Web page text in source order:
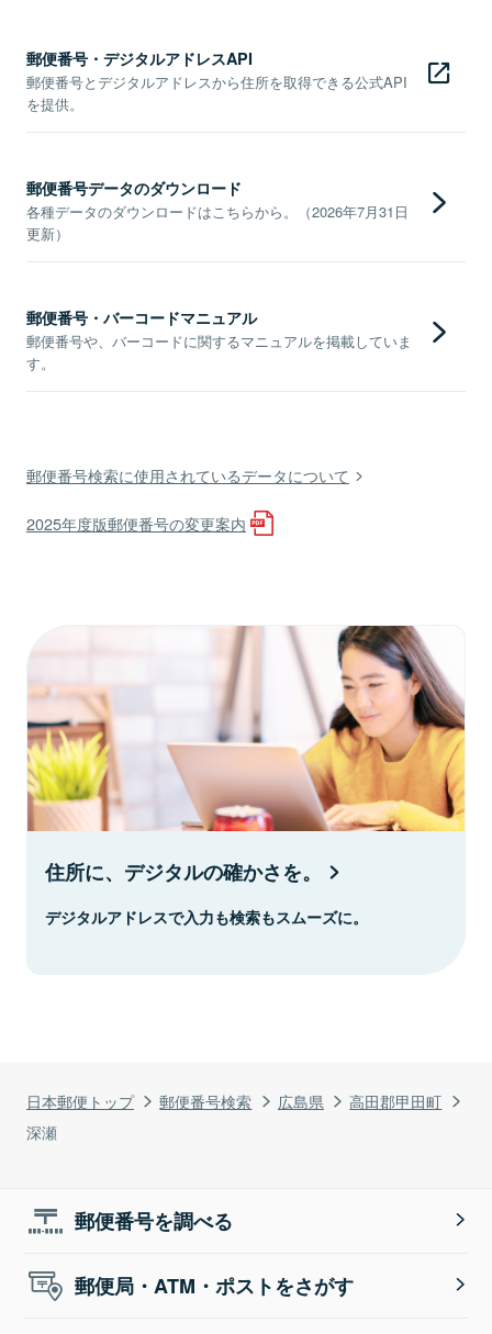
日本郵便トップ 郵便番号検索 広島県
高田郡甲田町
深瀬
郵便番号・デジタルアドレスAPI
郵便番号とデジタルアドレスから住所を取得できる公式API
を提供。
郵便番号データのダウンロード
各種データのダウンロードはこちらから。（2026年7月31日
更新）
郵便番号・バーコードマニュアル
郵便番号や、バーコードに関するマニュアルを掲載していま
す。
郵便番号検索に使用されているデータについて
2025年度版郵便番号の変更案内
住所に、デジタルの確かさを。
デジタルアドレスで入力も検索もスムーズに。
郵便番号を調べる
郵便局・ATM・ポストをさがす